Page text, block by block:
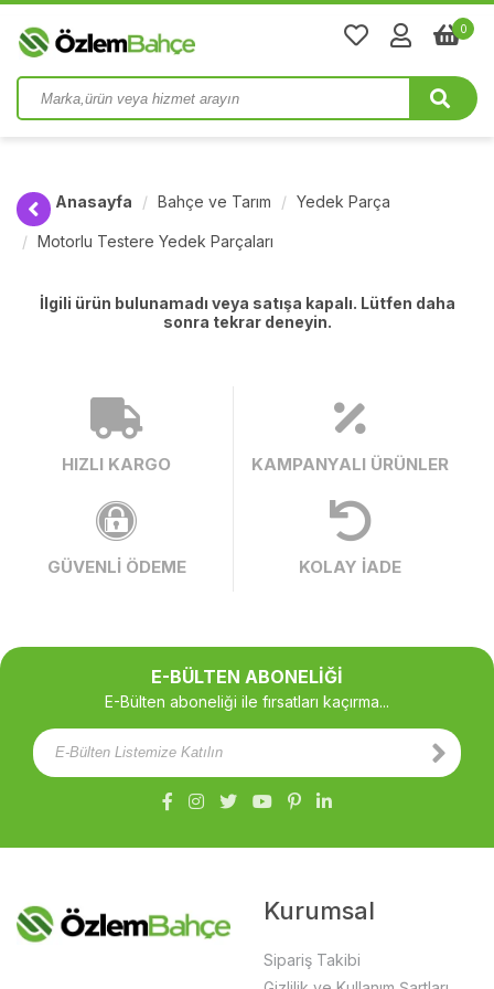
0
Anasayfa Bahçe ve Tarım Yedek Parça
Motorlu Testere Yedek Parçaları
İlgili ürün bulunamadı veya satışa kapalı. Lütfen daha
sonra tekrar deneyin.
HIZLI KARGO KAMPANYALI ÜRÜNLER
GÜVENLİ ÖDEME KOLAY İADE
E-BÜLTEN ABONELİĞİ
E-Bülten aboneliği ile fırsatları kaçırma...
Kurumsal
Sipariş Takibi